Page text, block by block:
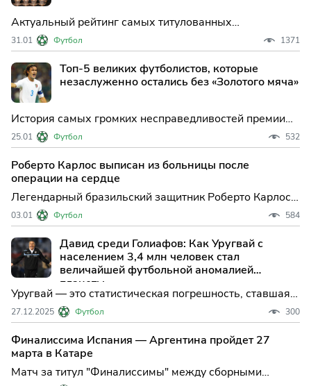
Актуальный рейтинг самых титулованных
футболистов мира на январь 2026 года. Сколько
трофеев у Месси, почему Роналду не попал в топ-10 и
как Давид Алаба обошел легенд Барселоны. Полный
список достижений.
31.01 Футбол 1371
Топ-5 великих футболистов, которые
незаслуженно остались без «Золотого мяча»
История самых громких несправедливостей премии
«Золотой мяч». Почему Тьерри Анри, Андрес Иньеста,
Хави, Паоло Мальдини и Роберт Левандовски так и не
получили главную индивидуальную награду, хотя
заслужили её больше победителей.
25.01 Футбол 532
Роберто Карлос выписан из больницы после
операции на сердце
Легендарный бразильский защитник Роберто Карлос,
известный своими выступлениями за мадридский
"Реал" и махачкалинский "Анжи", успешно завершил
восстановление после перенесённой операции на
сердце и был выписан из больницы. Эта новость стала
поводом д
03.01 Футбол 584
Давид среди Голиафов: Как Уругвай с
населением 3,4 млн человек стал
величайшей футбольной аномалией
планеты
Уругвай — это статистическая погрешность, ставшая
легендой. Как страна с населением одного района
мегаполиса выиграла 2 ЧМ и 15 Кубков Америки?
История «Мараканасо», философия «Гарра Чарруа» и
секреты детского футбола в Монтевидео.
27.12.2025 Футбол 300
Финалиссима Испания — Аргентина пройдет 27
марта в Катаре
Матч за титул "Финалиссимы" между сборными